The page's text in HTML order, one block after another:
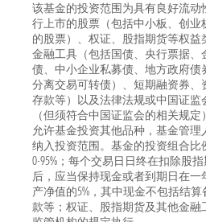
该基金的投资范围为具有良好流
行上市的股票（包括中小板、创
的股票）、权证、股指期货等权
金融工具（包括国债、央行票据
债、中小企业私募债、地方政府
分离交易可转债）、短期融资券
存款等）以及法律法规或中国证
（但须符合中国证监会的相关规
允许基金投资其他品种，基金管
纳入投资范围。基金的投资组合
0-95%；每个交易日日终在扣除股
后，应当保持现金或者到期日在
产净值的5%，其中现金不包括结
款等；权证、股指期货及其他金